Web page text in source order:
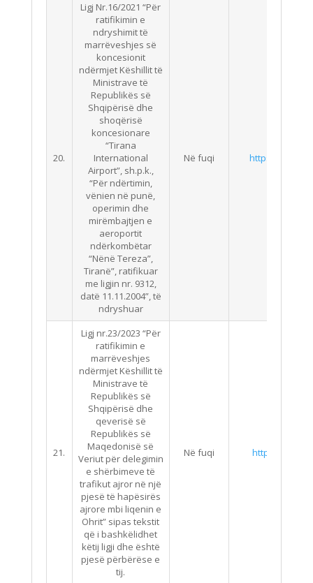
20.
Ligj Nr.16/2021 “Për
ratifikimin e
ndryshimit të
marrëveshjes së
koncesionit
ndërmjet Këshillit të
Ministrave të
Republikës së
Shqipërisë dhe
shoqërisë
koncesionare
“Tirana
International
Airport”, sh.p.k.,
“Për ndërtimin,
vënien në punë,
operimin dhe
mirëmbajtjen e
aeroportit
ndërkombëtar
“Nënë Tereza”,
Tiranë”, ratifikuar
me ligjin nr. 9312,
datë 11.11.2004”, të
ndryshuar
Në fuqi https://
21.
Ligj nr.23/2023 “Për
ratifikimin e
marrëveshjes
ndërmjet Këshillit të
Ministrave të
Republikës së
Shqipërisë dhe
qeverisë së
Republikës së
Maqedonisë së
Veriut për delegimin
e shërbimeve të
trafikut ajror në një
pjesë të hapësirës
ajrore mbi liqenin e
Ohrit” sipas tekstit
që i bashkëlidhet
këtij ligji dhe është
pjesë përbërëse e
tij.
Në fuqi http://